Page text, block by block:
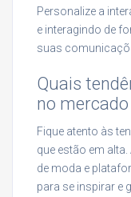
Personalize a
e interagindo de
suas
Quais
no
Fique atento às
que estão em
de moda e
para se inspirar e